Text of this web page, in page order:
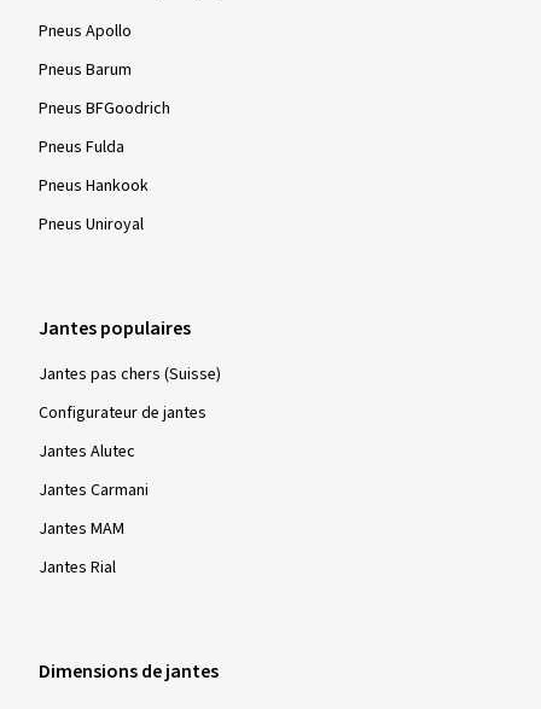
Pneus Apollo
Pneus Barum
Pneus BFGoodrich
Pneus Fulda
Pneus Hankook
Pneus Uniroyal
Jantes populaires
Jantes pas chers (Suisse)
Configurateur de jantes
Jantes Alutec
Jantes Carmani
Jantes MAM
Jantes Rial
Dimensions de jantes